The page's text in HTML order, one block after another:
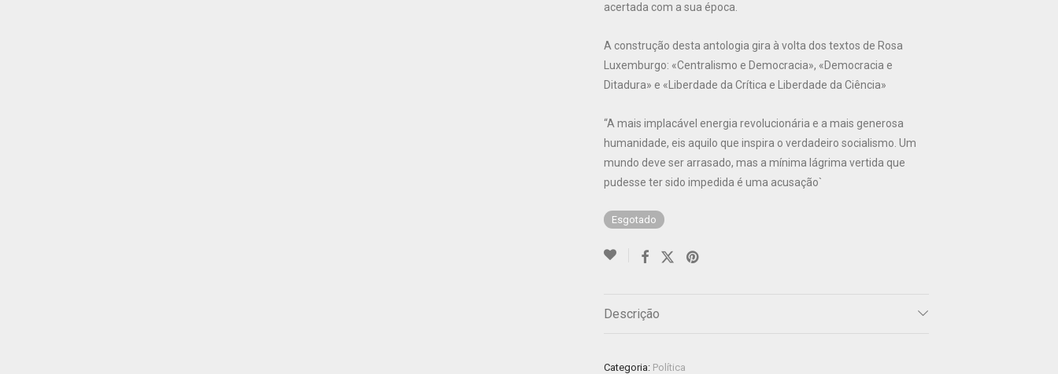
acertada com a sua época.
A construção desta antologia gira à volta dos textos de Rosa
Luxemburgo: «Centralismo e Democracia», «Democracia e
Ditadura» e «Liberdade da Crítica e Liberdade da Ciência»
“A mais implacável energia revolucionária e a mais generosa
humanidade, eis aquilo que inspira o verdadeiro socialismo. Um
mundo deve ser arrasado, mas a mínima lágrima vertida que
pudesse ter sido impedida é uma acusação`
Esgotado
Descrição
Categoria: Política